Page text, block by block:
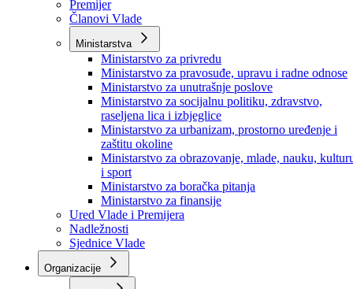
Vlada
Vlada BPK Goražde
Premijer
Članovi Vlade
Ministarstva
Ministarstvo za privredu
Ministarstvo za pravosuđe, upravu i radne odnose
Ministarstvo za unutrašnje poslove
Ministarstvo za socijalnu politiku, zdravstvo,
raseljena lica i izbjeglice
Ministarstvo za urbanizam, prostorno uređenje i
zaštitu okoline
Ministarstvo za obrazovanje, mlade, nauku,
i sport
Ministarstvo za boračka pitanja
Ministarstvo za finansije
Ured Vlade i Premijera
Nadležnosti
Sjednice Vlade